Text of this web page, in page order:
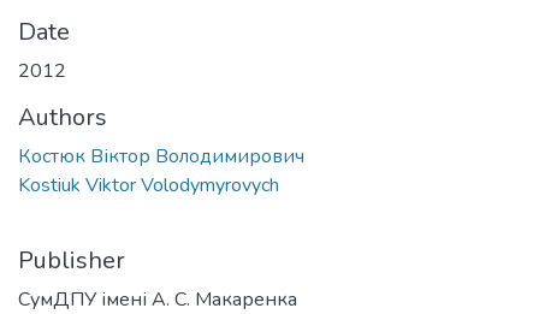
Date
2012
Authors
Костюк Віктор Володимирович
Kostiuk Viktor Volodymyrovych
Publisher
СумДПУ імені А. С. Макаренка